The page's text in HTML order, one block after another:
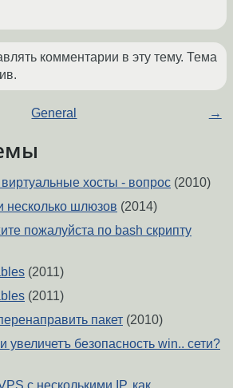
комментарии в эту тему. Тема
General →
хосты - вопрос (2010)
несколько шлюзов (2014)
пожалуйста по bash скрипту
(2011)
(2011)
пакет (2010)
увеличетъ безопасность win.. сети?
с несколькими IP, как